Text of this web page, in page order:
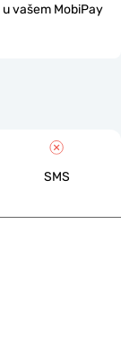
u vašem MobiPay
SMS